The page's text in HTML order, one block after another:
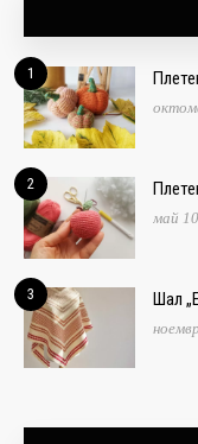
1
2
май
3 Шал